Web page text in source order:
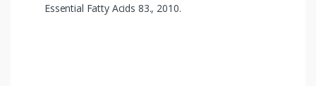
Essential Fatty Acids 83., 2010.